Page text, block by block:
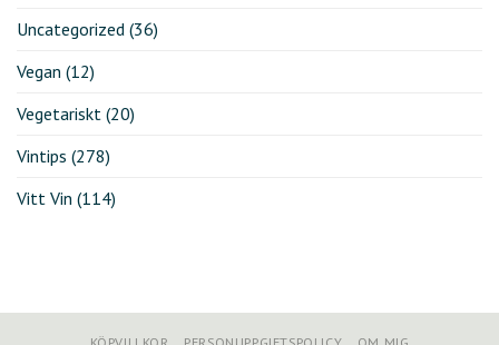
Uncategorized (36)
Vegan (12)
Vegetariskt (20)
Vintips (278)
Vitt Vin (114)